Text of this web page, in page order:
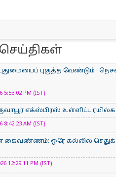
புகுத்த வேண்டும் :
PM (IST)
எக்ஸ்பிரஸ் உள்ளிட்ட
AM (IST)
கைவண்ணம்: ஒரே கல்லில்
PM (IST)